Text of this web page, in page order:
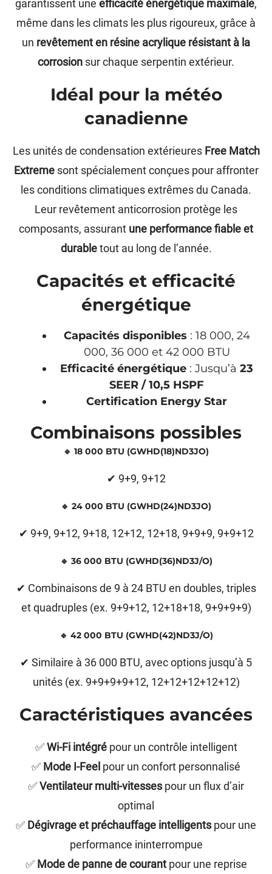
garantissent une efficacité énergétique maximale,
même dans les climats les plus rigoureux, grâce à
un revêtement en résine acrylique résistant à la
corrosion sur chaque serpentin extérieur.
Idéal pour la météo
canadienne
Les unités de condensation extérieures Free Match
Extremesont spécialement conçues pour affronter
les conditions climatiques extrêmes du Canada.
Leur revêtement anticorrosion protège les
composants, assurant une performance fiable et
durabletout au long de l’année.
Capacités et efficacité
énergétique
Capacités disponibles : 18 000, 24
000, 36 000 et 42 000 BTU
Efficacité énergétique : Jusqu’à 23
SEER / 10,5 HSPF
Certification Energy Star
Combinaisons possibles
🔹 18 000 BTU (GWHD(18)ND3JO)
✔ 9+9, 9+12
🔹 24 000 BTU (GWHD(24)ND3JO)
✔ 9+9, 9+12, 9+18, 12+12, 12+18, 9+9+9, 9+9+12
🔹 36 000 BTU (GWHD(36)ND3J/O)
✔ Combinaisons de 9 à 24 BTU en doubles, triples
et quadruples (ex. 9+9+12, 12+18+18, 9+9+9+9)
🔹 42 000 BTU (GWHD(42)ND3J/O)
✔ Similaire à 36 000 BTU, avec options jusqu’à 5
unités (ex. 9+9+9+9+12, 12+12+12+12+12)
Caractéristiques avancées
✅Wi-Fi intégrépour un contrôle intelligent
✅ Mode I-Feel pour un confort personnalisé
✅Ventilateur multi-vitesses pour un flux d’air
optimal
✅ Dégivrage et préchauffage intelligents pour une
performance ininterrompue
✅ Mode de panne de courantpour une reprise